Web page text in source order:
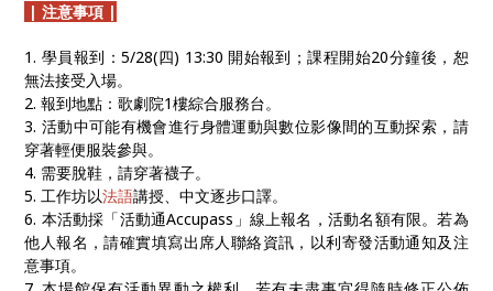
| 注意事項 |
1. 學員報到：5/28(四) 13:30 開始報到；課程開始20分鐘後，恕
無法接受入場。
2. 報到地點：歌劇院1樓綜合服務台。
3. 活動中可能有機會進行身體運動與數位影像間的互動探索，請
穿著輕便服裝參與。
4. 需要脫鞋，請穿著襪子。
5. 工作坊以法語講授、中文逐步口譯。
6. 本活動採「活動通Accupass」線上報名，活動名額有限。若為
他人報名，請確實填寫出席人聯絡資訊，以利寄發活動通知及注
意事項。